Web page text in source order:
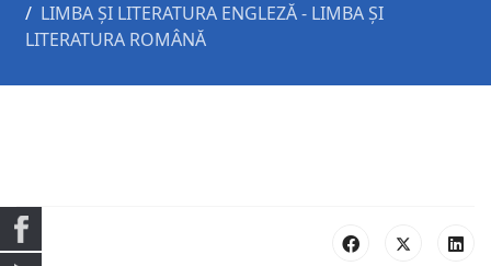
LIMBA ȘI LITERATURA ENGLEZĂ - LIMBA ȘI
LITERATURA ROMÂNĂ